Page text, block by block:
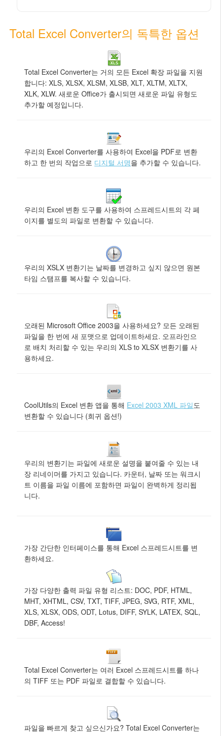
Total Excel Converter의 독특한 옵션
Total Excel Converter는 거의 모든 Excel 확장 파일을 지원
합니다: XLS, XLSX, XLSM, XLSB, XLT, XLTM, XLTX,
XLK, XLW. 새로운 Office가 출시되면 새로운 파일 유형도
추가할 예정입니다.
우리의 Excel Converter를 사용하여 Excel을 PDF로 변환
하고 한 번의 작업으로 디지털 서명을 추가할 수 있습니다.
우리의 Excel 변환 도구를 사용하여 스프레드시트의 각 페
이지를 별도의 파일로 변환할 수 있습니다.
우리의 XSLX 변환기는 날짜를 변경하고 싶지 않으면 원본
타임 스탬프를 복사할 수 있습니다.
오래된 Microsoft Office 2003을 사용하세요? 모든 오래된
파일을 한 번에 새 포맷으로 업데이트하세요. 오프라인으
로 배치 처리할 수 있는 우리의 XLS to XLSX 변환기를 사
용하세요.
CoolUtils의 Excel 변환 앱을 통해 Excel 2003 XML 파일도
변환할 수 있습니다 (희귀 옵션!)
우리의 변환기는 파일에 새로운 설명을 붙여줄 수 있는 내
장 리네이머를 가지고 있습니다. 카운터, 날짜 또는 워크시
트 이름을 파일 이름에 포함하면 파일이 완벽하게 정리됩
니다.
가장 간단한 인터페이스를 통해 Excel 스프레드시트를 변
환하세요.
가장 다양한 출력 파일 유형 리스트: DOC, PDF, HTML,
MHT, XHTML, CSV, TXT, TIFF, JPEG, SVG, RTF, XML,
XLS, XLSX, ODS, ODT, Lotus, DIFF, SYLK, LATEX, SQL,
DBF, Access!
Total Excel Converter는 여러 Excel 스프레드시트를 하나
의 TIFF 또는 PDF 파일로 결합할 수 있습니다.
파일을 빠르게 찾고 싶으신가요? Total Excel Converter는